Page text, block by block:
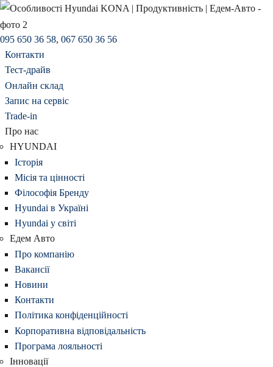
095 650 36 58, 067 650 36 56
Контакти
Тест-драйв
Онлайн склад
Запис на сервіс
Trade-in
Про нас
HYUNDAI
Історія
Місія та цінності
Філософія Бренду
Hyundai в Україні
Hyundai у світі
Едем Авто
Про компанію
Вакансії
Новини
Контакти
Політика конфіденційності
Корпоративна відповідальність
Програма лояльності
Інновації